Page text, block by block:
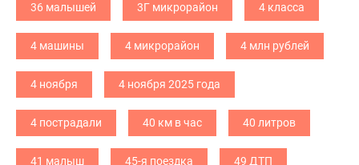
36 малышей 3Г микрорайон 4 класса
4 машины 4 микрорайон 4 млн рублей
4 ноября 4 ноября 2025 года
4 пострадали 40 км в час 40 литров
41 малыш 45-я поездка 49 ДТП